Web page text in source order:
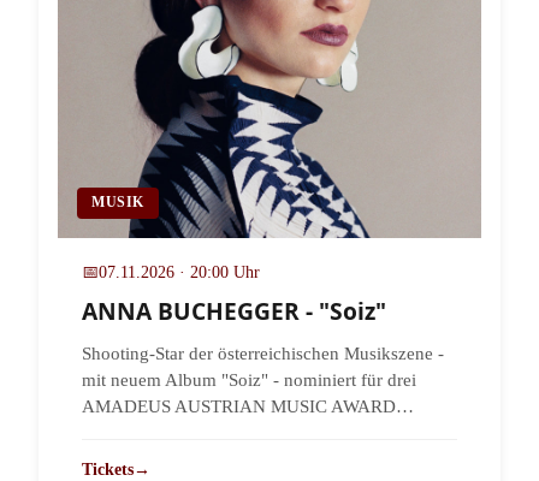
MUSIK
📅07.11.2026 · 20:00 Uhr
ANNA BUCHEGGER - "Soiz"
Shooting-Star der österreichischen Musikszene -
mit neuem Album "Soiz" - nominiert für drei
AMADEUS AUSTRIAN MUSIC AWARD…
Tickets→